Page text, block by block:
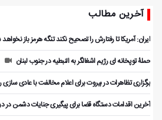
آخرین مطالب
ایران: آمریکا تا رفتارش را تصحیح نکند تنگه هرمز باز
حملۀ توپخانه ای رژیم اشغالگر به النبطیه در جنوب لبنان
برگزاری تظاهرات در بیروت برای اعلام مخالفت با عادی سازی
آخرین اقدامات دستگاه قضا برای پیگیری جنایات دشمن در